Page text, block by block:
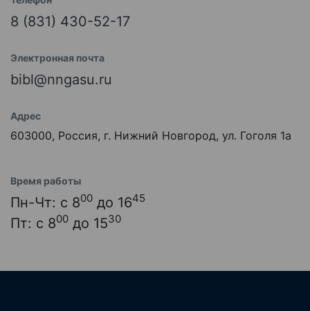
8 (831) 430-52-17
Электронная почта
bibl@nngasu.ru
Адрес
603000, Россия, г. Нижний Новгород, ул. Гоголя 1а
Время работы
Пн-Чт: с 800 до 1645
Пт: с 800 до 1530